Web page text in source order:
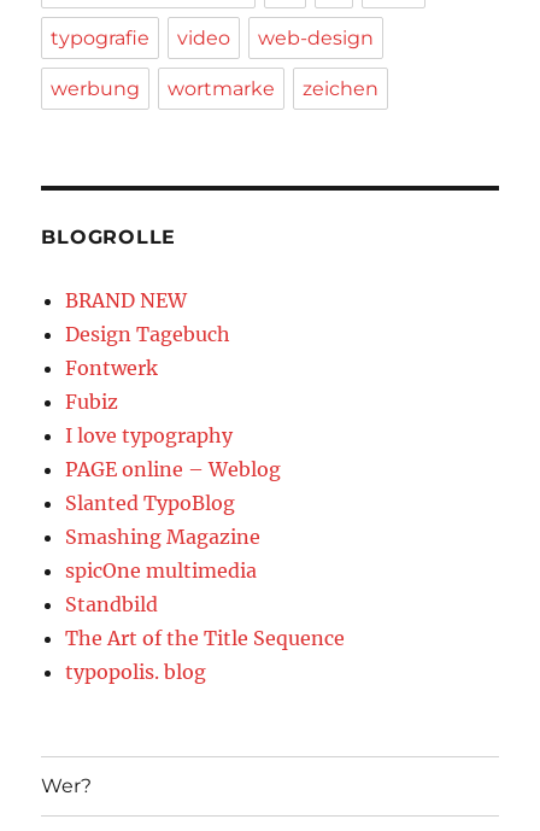
typografie video web-design
werbung wortmarke zeichen
BLOGROLLE
BRAND NEW
Design Tagebuch
Fontwerk
Fubiz
I love typography
PAGE online – Weblog
Slanted TypoBlog
Smashing Magazine
spicOne multimedia
Standbild
The Art of the Title Sequence
typopolis. blog
Wer?